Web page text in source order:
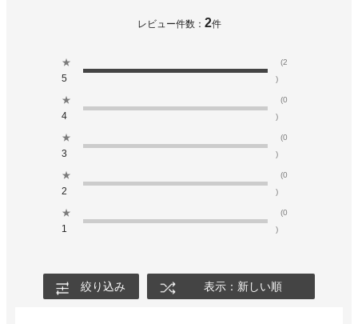
レビュー件数： 2件
★
5
(2
)
★
4
(0
)
★
3
(0
)
★
2
(0
)
★
1
(0
)
絞り込み 表示：新しい順